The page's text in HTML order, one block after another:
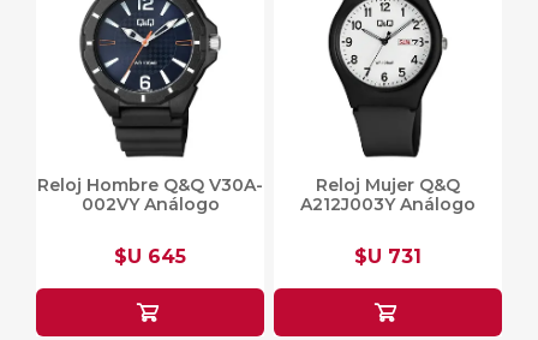
Reloj Hombre Q&Q V30A-
002VY Análogo
$U 645
Reloj Mujer Q&Q
A212J003Y Análogo
$U 731